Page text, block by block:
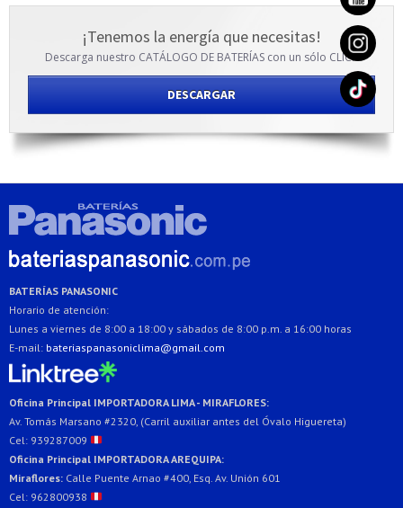
¡Tenemos la energía que necesitas!
Descarga nuestro CATÁLOGO DE BATERÍAS con un sólo CLICK
DESCARGAR
BATERÍAS PANASONIC
Horario de atención:
Lunes a viernes de 8:00 a 18:00 y sábados de 8:00 p.m. a 16:00 horas
E-mail: bateriaspanasoniclima@gmail.com
Oficina Principal IMPORTADORA LIMA - MIRAFLORES:
Av. Tomás Marsano #2320, (Carril auxiliar antes del Óvalo Higuereta)
Cel: 939287009
Oficina Principal IMPORTADORA AREQUIPA:
Miraflores: Calle Puente Arnao #400, Esq. Av. Unión 601
Cel: 962800938